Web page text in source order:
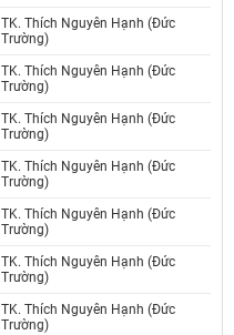
TK. Thích Nguyên Hạnh (Đức
Trường)
TK. Thích Nguyên Hạnh (Đức
Trường)
TK. Thích Nguyên Hạnh (Đức
Trường)
TK. Thích Nguyên Hạnh (Đức
Trường)
TK. Thích Nguyên Hạnh (Đức
Trường)
TK. Thích Nguyên Hạnh (Đức
Trường)
TK. Thích Nguyên Hạnh (Đức
Trường)